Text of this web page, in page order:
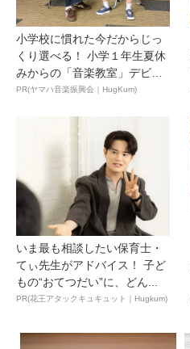
小学校に慣れた今だからじっ
くり選べる！ 小学１年生夏休
みからの「音楽教室」デビ
ュ...
PR(ヤマハ音楽振興会｜HugKum)
いま最も相談したい保育士・
てぃ先生がアドバイス！ 子ど
もの“おてつだい”に、どん...
PR(花王アタックキュキュット｜Hugkum)